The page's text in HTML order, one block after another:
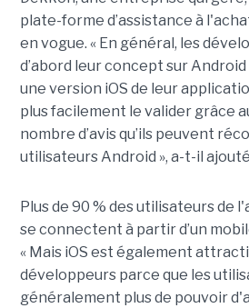
plate-forme d’assistance à
en vogue. « En général, les
d’abord leur concept sur
une version iOS de leur
plus facilement le valider grâce
nombre d’avis qu’ils peuvent
utilisateurs Android », a-t-il
Plus de 90 % des utilisateurs de
se connectent à partir d’un
« Mais iOS est également
développeurs parce que les
généralement plus de pouvoir